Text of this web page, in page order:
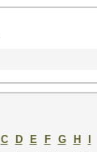
C D E F G H